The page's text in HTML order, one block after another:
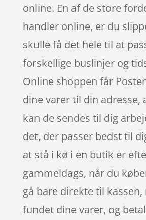
online. En af de store
handler online, er du
skulle få det hele til at
forskellige buslinjer og
Online shoppen får
dine varer til din adresse,
kan de sendes til dig
det, der passer bedst til
at stå i kø i en butik er
gammeldags, når du
gå bare direkte til
fundet dine varer, og